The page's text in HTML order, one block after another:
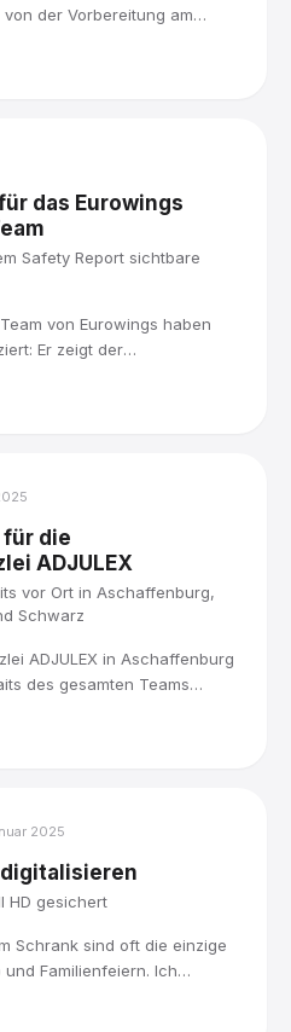
von der Vorbereitung am
Film noch am selben
das Eurowings
Safety Report sichtbare
von Eurowings haben
Er zeigt der
Ereignisse konsequent zu
die
ADJULEX
vor Ort in Aschaffenburg,
Schwarz
ADJULEX in Aschaffenburg
des gesamten Teams
Look in Weiß und
2025
HD gesichert
Schrank sind oft die einzige
Familienfeiern. Ich
sie als Full-HD-Datei, sofort